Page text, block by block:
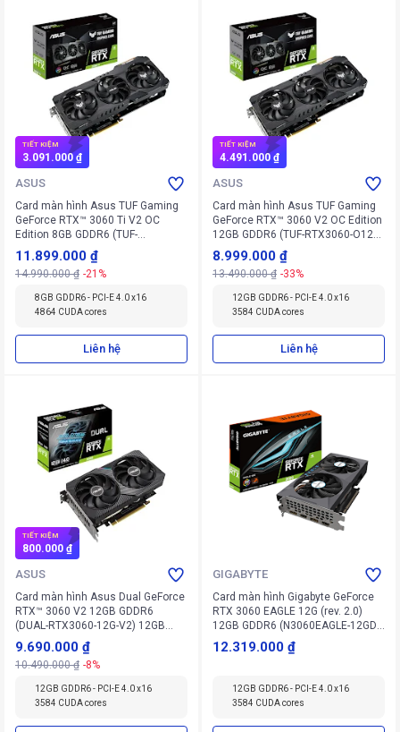
TIẾT KIỆM
3.091.000 ₫
ASUS
Card màn hình Asus TUF Gaming
GeForce RTX™ 3060 Ti V2 OC
Edition 8GB GDDR6 (TUF-
RTX3060TI-O8G-V2-GAMING) 8GB
GDDR6 (90YV0G1A-M0NA00)
11.899.000 ₫
14.990.000 ₫ -21%
8GB GDDR6 - PCI-E 4.0 x16
4864 CUDA cores
Liên hệ
TIẾT KIỆM
4.491.000 ₫
ASUS
Card màn hình Asus TUF Gaming
GeForce RTX™ 3060 V2 OC Edition
12GB GDDR6 (TUF-RTX3060-O12G-
V2-GAMING) 12GB GDDR6
(90YV0GC0-M0NA10)
8.999.000 ₫
13.490.000 ₫ -33%
12GB GDDR6 - PCI-E 4.0 x16
3584 CUDA cores
Liên hệ
TIẾT KIỆM
800.000 ₫
ASUS
Card màn hình Asus Dual GeForce
RTX™ 3060 V2 12GB GDDR6
(DUAL-RTX3060-12G-V2) 12GB
GDDR6 (90YV0GB3-M0NA10)
9.690.000 ₫
10.490.000 ₫ -8%
12GB GDDR6 - PCI-E 4.0 x16
3584 CUDA cores
GIGABYTE
Card màn hình Gigabyte GeForce
RTX 3060 EAGLE 12G (rev. 2.0)
12GB GDDR6 (N3060EAGLE-12GD
V2)
12.319.000 ₫
12GB GDDR6 - PCI-E 4.0 x16
3584 CUDA cores